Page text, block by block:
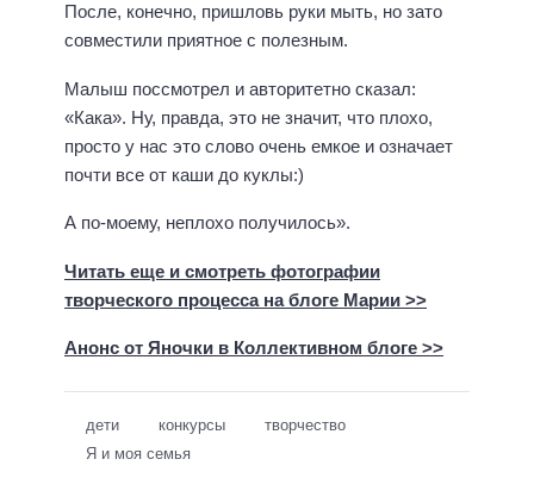
После, конечно, пришловь руки мыть, но зато
совместили приятное с полезным.
Малыш поссмотрел и авторитетно сказал:
«Кака». Ну, правда, это не значит, что плохо,
просто у нас это слово очень емкое и означает
почти все от каши до куклы:)
А по-моему, неплохо получилось».
Читать еще и смотреть фотографии
творческого процесса на блоге Марии >>
Анонс от Яночки в Коллективном блоге >>
дети конкурсы
творчество
Я и моя семья